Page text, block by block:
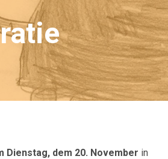
Dienstag, dem 20. November in